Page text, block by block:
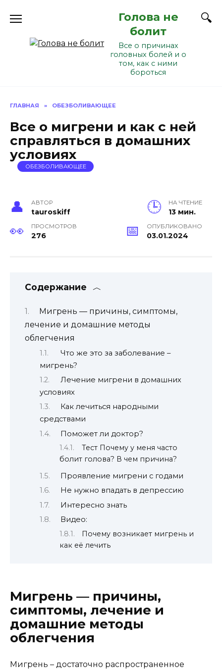
Голова не
болит
Все о причинах
головных болей и о
том, как с ними
бороться
ГЛАВНАЯ » ОБЕЗБОЛИВАЮЩЕЕ
Все о мигрени и как с ней
справляться в домашних
условиях
ОБЕЗБОЛИВАЮЩЕЕ
АВТОР
tauroskiff
НА ЧТЕНИЕ
13 мин.
ПРОСМОТРОВ
276
ОПУБЛИКОВАНО
03.01.2024
Содержание
Мигрень — причины, симптомы,
лечение и домашние методы
облегчения
Что же это за заболевание –
мигрень?
Лечение мигрени в домашних
условиях
Как лечиться народными
средствами
Поможет ли доктор?
Тест Почему у меня часто
болит голова? В чем причина?
Проявление мигрени с годами
Не нужно впадать в депрессию
Интересно знать
Видео:
Почему возникает мигрень и
как её лечить
Мигрень — причины,
симптомы, лечение и
домашние методы
облегчения
Мигрень – достаточно распространенное